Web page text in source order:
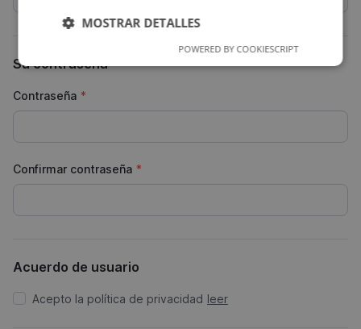
Su contraseña
Contraseña *
Confirmar contraseña *
Acuerdo de usuario
Acepto la política de privacidad leer
MOSTRAR DETALLES
POWERED BY COOKIESCRIPT